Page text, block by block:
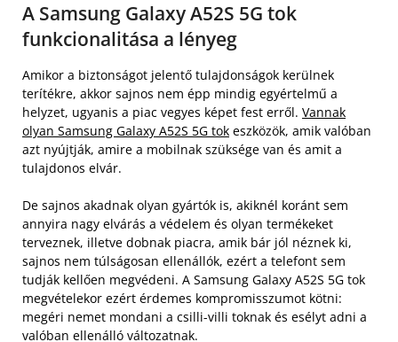
A Samsung Galaxy A52S 5G tok
funkcionalitása a lényeg
Amikor a biztonságot jelentő tulajdonságok kerülnek
terítékre, akkor sajnos nem épp mindig egyértelmű a
helyzet, ugyanis a piac vegyes képet fest erről. Vannak
olyan Samsung Galaxy A52S 5G tok eszközök, amik valóban
azt nyújtják, amire a mobilnak szüksége van és amit a
tulajdonos elvár.
De sajnos akadnak olyan gyártók is, akiknél koránt sem
annyira nagy elvárás a védelem és olyan termékeket
terveznek, illetve dobnak piacra, amik bár jól néznek ki,
sajnos nem túlságosan ellenállók, ezért a telefont sem
tudják kellően megvédeni. A Samsung Galaxy A52S 5G tok
megvételekor ezért érdemes kompromisszumot kötni:
megéri nemet mondani a csilli-villi toknak és esélyt adni a
valóban ellenálló változatnak.